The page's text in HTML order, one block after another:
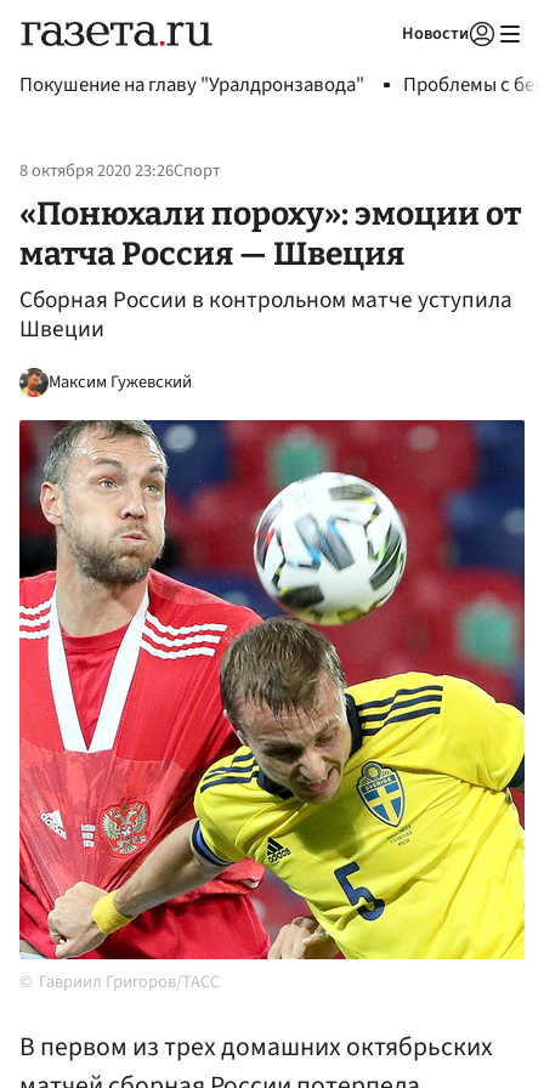
Новости
Покушение на главу "Уралдронзавода" Проблемы с
8 октября 2020 23:26Спорт
«Понюхали пороху»: эмоции от
матча Россия — Швеция
Сборная России в контрольном матче уступила
Швеции
Максим Гужевский
Гавриил Григоров/ТАСС
В первом из трех домашних октябрьских